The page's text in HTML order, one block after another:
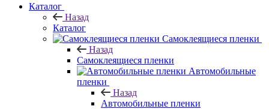
Каталог
Назад
Каталог
Самоклеящиеся пленки
Назад
Самоклеящиеся пленки
Автомобильные
пленки
Назад
Автомобильные пленки